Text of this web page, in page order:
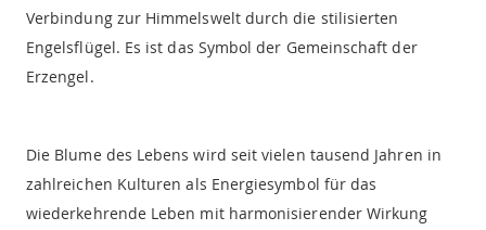
Verbindung zur Himmelswelt durch die stilisierten
Engelsflügel. Es ist das Symbol der Gemeinschaft der
Erzengel.
Die Blume des Lebens wird seit vielen tausend Jahren in
zahlreichen Kulturen als Energiesymbol für das
wiederkehrende Leben mit harmonisierender Wirkung